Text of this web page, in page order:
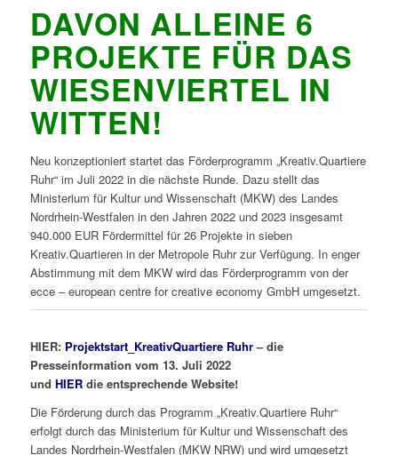
DAVON ALLEINE 6
PROJEKTE FÜR DAS
WIESENVIERTEL IN
WITTEN!
Neu konzeptioniert startet das Förderprogramm „Kreativ.Quartiere
Ruhr“ im Juli 2022 in die nächste Runde. Dazu stellt das
Ministerium für Kultur und Wissenschaft (MKW) des Landes
Nordrhein-Westfalen in den Jahren 2022 und 2023 insgesamt
940.000 EUR Fördermittel für 26 Projekte in sieben
Kreativ.Quartieren in der Metropole Ruhr zur Verfügung. In enger
Abstimmung mit dem MKW wird das Förderprogramm von der
ecce – european centre for creative economy GmbH umgesetzt.
HIER: Projektstart_KreativQuartiere Ruhr – die
Presseinformation vom 13. Juli 2022
und HIER die entsprechende Website!
Die Förderung durch das Programm „Kreativ.Quartiere Ruhr“
erfolgt durch das Ministerium für Kultur und Wissenschaft des
Landes Nordrhein-Westfalen (MKW NRW) und wird umgesetzt